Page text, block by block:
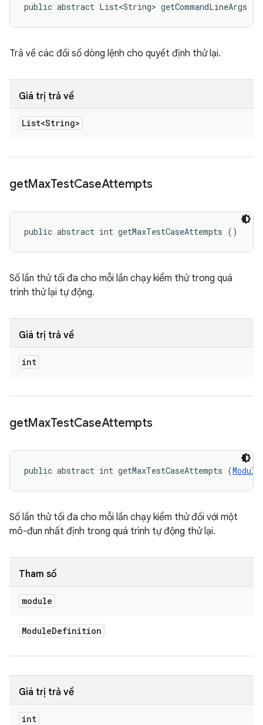
public abstract List<String> getCommandLineArgs ()
Trả về các đối số dòng lệnh cho quyết định thử lại.
Giá trị trả về
List<String>
getMaxTestCaseAttempts
public abstract int getMaxTestCaseAttempts ()
Số lần thử tối đa cho mỗi lần chạy kiểm thử trong quá
trình thử lại tự động.
Giá trị trả về
int
getMaxTestCaseAttempts
public abstract int getMaxTestCaseAttempts (
Số lần thử tối đa cho mỗi lần chạy kiểm thử đối với một
mô-đun nhất định trong quá trình tự động thử lại.
Tham số
module
ModuleDefinition
Giá trị trả về
int